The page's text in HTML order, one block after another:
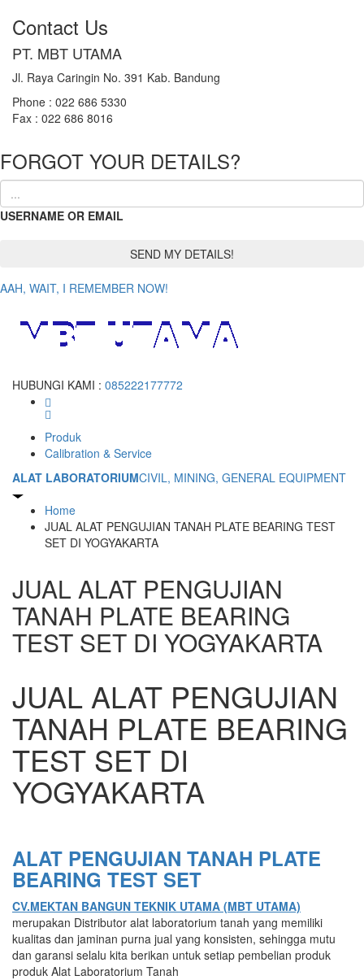
Contact Us
PT. MBT UTAMA
Jl. Raya Caringin No. 391 Kab. Bandung
Phone : 022 686 5330
Fax : 022 686 8016
FORGOT YOUR DETAILS?
USERNAME OR EMAIL
AAH, WAIT, I REMEMBER NOW!
HUBUNGI KAMI : 085222177772
Produk
Calibration & Service
ALAT LABORATORIUMCIVIL, MINING, GENERAL EQUIPMENT
Home
JUAL ALAT PENGUJIAN TANAH PLATE BEARING TEST
SET DI YOGYAKARTA
JUAL ALAT PENGUJIAN
TANAH PLATE BEARING
TEST SET DI YOGYAKARTA
JUAL ALAT PENGUJIAN
TANAH PLATE BEARING
TEST SET DI
YOGYAKARTA
ALAT PENGUJIAN TANAH PLATE
BEARING TEST SET
CV.MEKTAN BANGUN TEKNIK UTAMA (MBT UTAMA)
merupakan Distributor alat laboratorium tanah yang memiliki
kualitas dan jaminan purna jual yang konsisten, sehingga mutu
dan garansi selalu kita berikan untuk setiap pembelian produk
produk Alat Laboratorium Tanah